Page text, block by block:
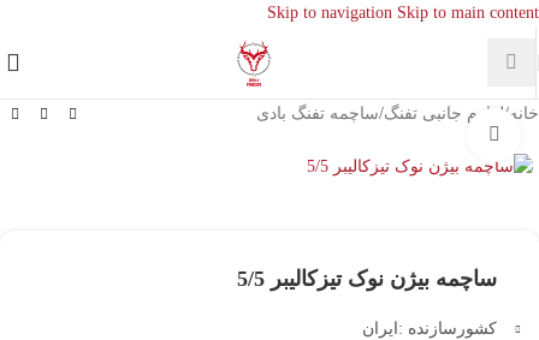
Skip to navigation Skip to main content
خانه/ لوازم جانبی تفنگ/ساچمه تفنگ بادی
ساچمه بیژن نوک تیزکالیبر 5/5
کشورسازنده :ایران